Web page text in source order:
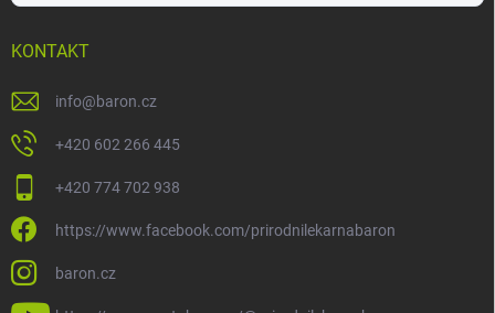
KONTAKT
info@baron.cz
+420 602 266 445
+420 774 702 938
https://www.facebook.com/prirodnilekarnabaron
baron.cz